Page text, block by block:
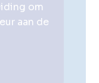
om
aan de